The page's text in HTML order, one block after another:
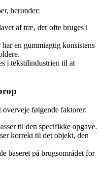
herunder:
af træ, der ofte bruges i
en gummiagtig konsistens
i tekstilindustrien til at
følgende faktorer:
til den specifikke opgave.
korrekt til det objekt, den
baseret på brugsområdet for